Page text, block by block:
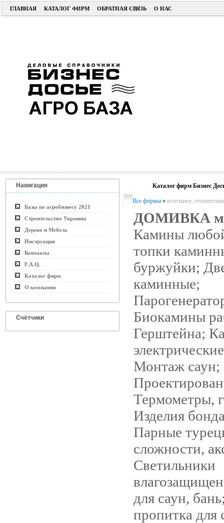
ГЛАВНАЯ КАТАЛОГ ФИРМ ОБРАТНАЯ СВЯЗЬ О НАС
Навигация
Базы по агробизнесу 2021
Строительство Украины
Дерево и Мебель
Инструкция
Контакты
F.A.Q.
Каталог фирм
О компании
Счётчики
Каталог фирм Бизнес
Все фирмы » котельное,
ДОМИВКА
Камины
топки
буржуйки;
каминные;
Биокамины
Герштейна;
Монтаж саун;
Термометры,
Изделия
Парные
сложности,
Светильники
для саун,
пропитка для